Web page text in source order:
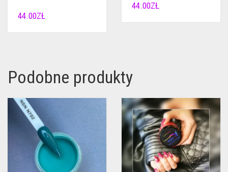
44.00ZŁ
44.00ZŁ
Podobne produkty